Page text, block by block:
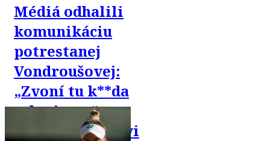
Médiá odhalili
komunikáciu
potrestanej
Vondroušovej:
„Zvoní tu k**da
z dopingu,“
písala priateľovi